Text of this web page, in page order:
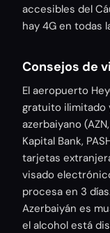
accesibles del
hay 4G en todas
Consejos de
El aeropuerto
gratuito ilimitado
azerbaiyano
Kapital Bank,
tarjetas
visado
procesa en 3
Azerbaiyán es
el alcohol está